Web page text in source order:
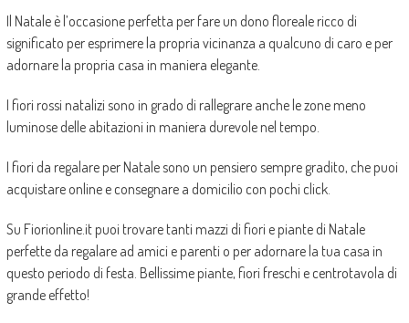
Il Natale è l’occasione perfetta per fare un dono floreale ricco di
significato per esprimere la propria vicinanza a qualcuno di caro e per
adornare la propria casa in maniera elegante.
I fiori rossi natalizi sono in grado di rallegrare anche le zone meno
luminose delle abitazioni in maniera durevole nel tempo.
I fiori da regalare per Natale sono un pensiero sempre gradito, che puoi
acquistare online e consegnare a domicilio con pochi click.
Su Fiorionline.it puoi trovare tanti mazzi di fiori e piante di Natale
perfette da regalare ad amici e parenti o per adornare la tua casa in
questo periodo di festa. Bellissime piante, fiori freschi e centrotavola di
grande effetto!